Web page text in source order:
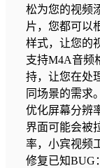
松为您的视频
片，您都可以
样式，让您的
支持M4A音频
持，让您在处
同场景的需求。
优化屏幕分辨
界面可能会被
率，小宾视频
修复已知BUG